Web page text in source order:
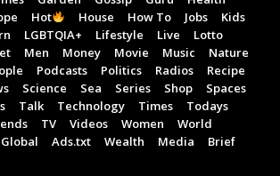
Hot House How To Jobs
Kids
LGBTQIA+ Lifestyle Live
Lotto
Men Money Movie Music
Nature
Podcasts Politics Radios
Recipe
Science Sea Series Shop
Spaces
Talk Technology Times
Todays
TV Videos Women
World
Global Ads.txt Wealth Media Brief